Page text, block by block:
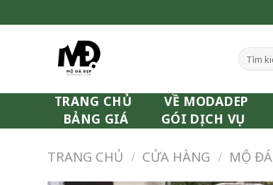
to
Tìm
kiếm:
TRANG CHỦ VỀ MODADEP
BẢNG GIÁ
GÓI DỊCH VỤ
TRANG CHỦ / CỬA HÀNG / MỘ ĐÁ